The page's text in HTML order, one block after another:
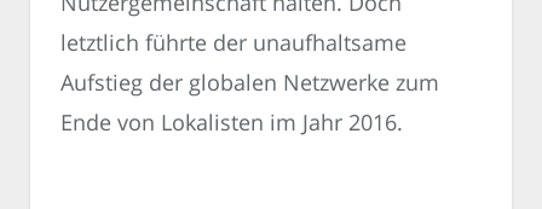
letztlich führte der unaufhaltsame
Aufstieg der globalen Netzwerke zum
Ende von Lokalisten im Jahr 2016.